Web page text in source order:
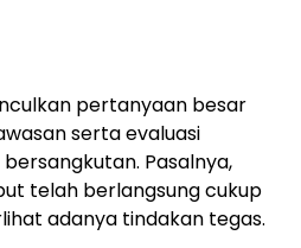
pertanyaan besar
serta evaluasi
Pasalnya,
telah berlangsung cukup
adanya tindakan tegas.